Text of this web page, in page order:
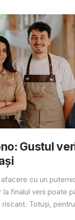
Gustul
cu un
finalul verii poate
Totuși,